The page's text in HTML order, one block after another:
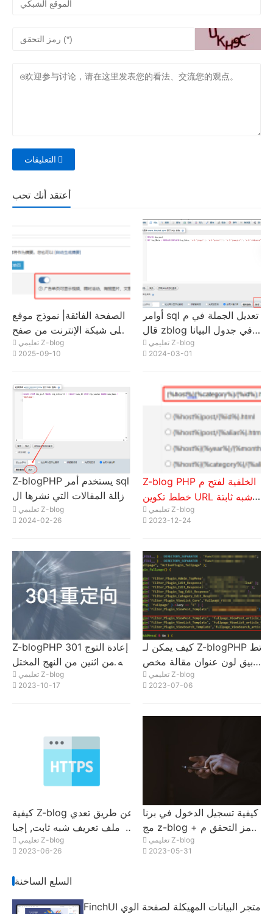
التعليقات
أعتقد أنك تحب
الصفحة الفائقة| نموذج موقع
على شبكة الإنترنت من صفح
ة واحدة| كيفية تحديد صفحة
SEO لجميع المقالات على ص
تعليمي Z-blog
2025-09-10
أوامر sql تعديل الجملة في م
قال zblog في جدول البيانا
ت zbp_post قيمة المفتاح ال
تعليمي Z-blog
2024-03-01
Z-blogPHP يستخدم أمر sql
لإزالة المقالات التي نشرها ال
مستخدمون المحددون بشكل
جماعي
تعليمي Z-blog
2024-02-26
Z-blog PHP الخلفية لفتح م
خطط تكوين URL شبه ثابتة
تعليمي Z-blog
2023-12-24
Z-blogPHP 301 إعادة التوج
يه من اثنين من النهج المختل
فة التي تم تنفيذها باستخدام ر
مز PHP
تعليمي Z-blog
2023-10-17
كيف يمكن لـ Z-blogPHP تط
بيق لون عنوان مقالة مخص
ص؟
تعليمي Z-blog
2023-07-06
كيفية Z-blog عن طريق تعدي
ل ملف تعريف شبه ثابت, إجبا
ر الموقع على استخدام https
الوصول
تعليمي Z-blog
2023-06-26
كيفية تسجيل الدخول في برنا
مج z-blog + رمز التحقق م
ن الهاتف المحمول
تعليمي Z-blog
2023-05-31
السلع الساخنة
FinchUI متجر البيانات المهيكلة لصفحة الوي